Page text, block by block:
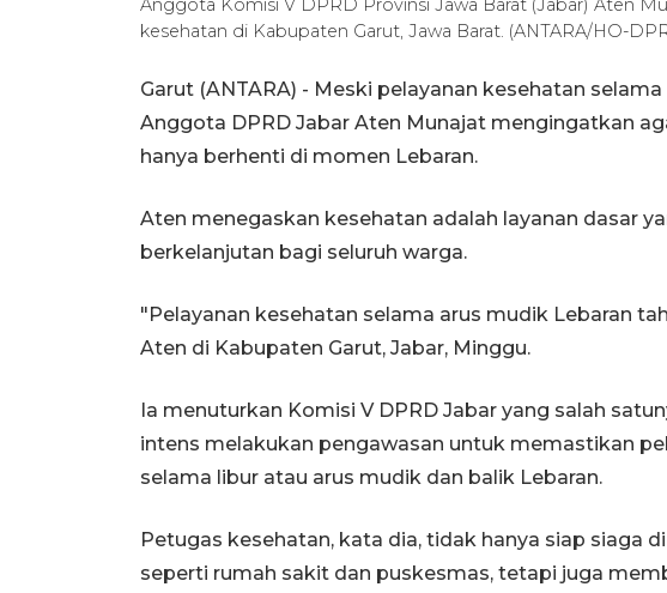
Anggota Komisi V DPRD Provinsi Jawa Barat (Jabar) Aten
kesehatan di Kabupaten Garut, Jawa Barat. (ANTARA/HO-
Garut (ANTARA) - Meski pelayanan kesehatan
Anggota DPRD Jabar Aten Munajat mengingatkan
hanya berhenti di momen Lebaran.
Aten menegaskan kesehatan adalah layanan dasar
berkelanjutan bagi seluruh warga.
"Pelayanan kesehatan selama arus mudik Lebaran
Aten di Kabupaten Garut, Jabar, Minggu.
Ia menuturkan Komisi V DPRD Jabar yang salah
intens melakukan pengawasan untuk memastikan
selama libur atau arus mudik dan balik Lebaran.
Petugas kesehatan, kata dia, tidak hanya siap siaga
seperti rumah sakit dan puskesmas, tetapi juga